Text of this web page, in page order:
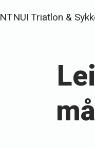
NTNUI Triatlon &